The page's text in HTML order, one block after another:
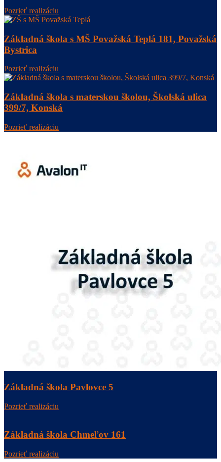
Pozrieť realizáciu
Základná škola s MŠ Považská Teplá 181, Považská
Bystrica
Pozrieť realizáciu
Základná škola s materskou školou, Školská ulica
399/7, Konská
Pozrieť realizáciu
Základná škola Pavlovce 5
Pozrieť realizáciu
Základná škola Chmeľov 161
Pozrieť realizáciu